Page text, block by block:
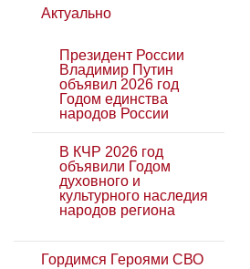
Актуально
Президент России
Владимир Путин
объявил 2026 год
Годом единства
народов России
В КЧР 2026 год
объявили Годом
духовного и
культурного наследия
народов региона
Гордимся Героями СВО